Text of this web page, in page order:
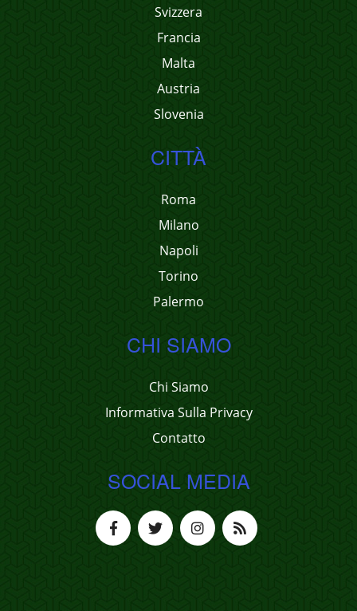
Svizzera
Francia
Malta
Austria
Slovenia
CITTÀ
Roma
Milano
Napoli
Torino
Palermo
CHI SIAMO
Chi Siamo
Informativa Sulla Privacy
Contatto
SOCIAL MEDIA